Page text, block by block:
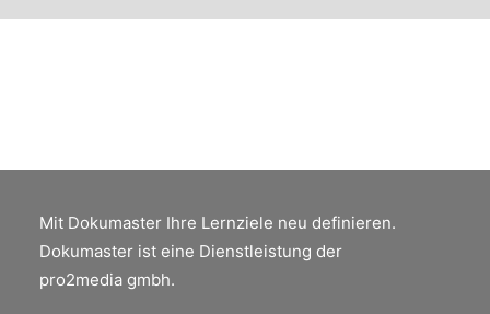
Mit Dokumaster Ihre Lernziele neu definieren.
Dokumaster ist eine Dienstleistung der
pro2media gmbh.